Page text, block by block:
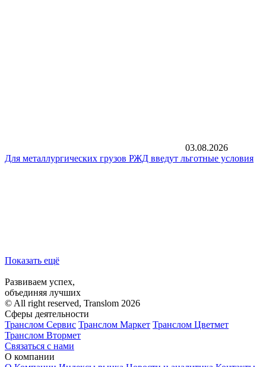
03.08.2026
Для металлургических грузов РЖД введут льготные условия
Показать ещё
Развиваем успех,
объединяя лучших
© All right reserved, Translom 2026
Сферы деятельности
Транслом Сервис Транслом Маркет Транслом Цветмет
Транслом Втормет
Связаться с нами
О компании